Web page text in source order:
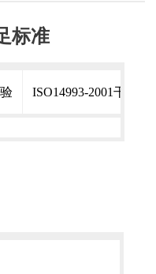
标准
ISO14993-2001干湿